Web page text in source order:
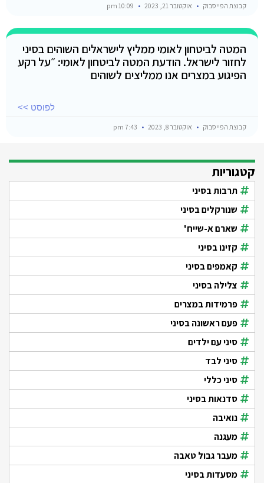
קבוצת הפייסבוק אוקטובר 21, 2023
המטה לביטחון לאומי ממליץ לישראלים השוהים בסיני
לחזור לישראל. הודעת המטה לביטחון לאומי: ״על רקע
הפיגוע במצרים אנו ממליצים לשוהים
לפוסט >>
קבוצת הפייסבוק אוקטובר 8, 2023
קטגוריות
תרבות בסיני
שנורקלים בסיני
שארם א-שייח'
קזינו בסיני
קאמפים בסיני
צלילה בסיני
פרמידות במצרים
פעם ראשונה בסיני
סיני עם ילדים
סיני לבד
סיני כללי
סדנאות בסיני
נואיבה
מעגנה
מעבר גבול טאבה
מסעדות בסיני